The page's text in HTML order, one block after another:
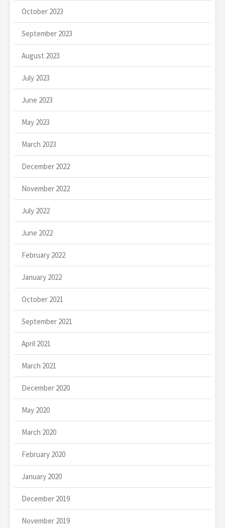
October 2023
September 2023
August 2023
July 2023
June 2023
May 2023
March 2023
December 2022
November 2022
July 2022
June 2022
February 2022
January 2022
October 2021
September 2021
April 2021
March 2021
December 2020
May 2020
March 2020
February 2020
January 2020
December 2019
November 2019